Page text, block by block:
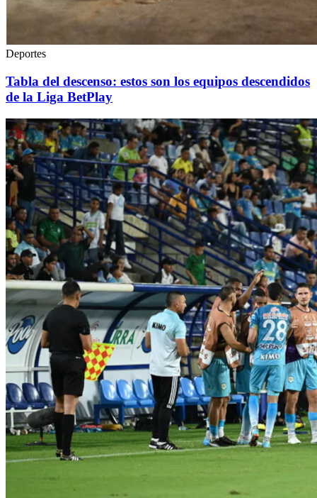
Deportes
Tabla del descenso: estos son los equipos descendidos
de la Liga BetPlay